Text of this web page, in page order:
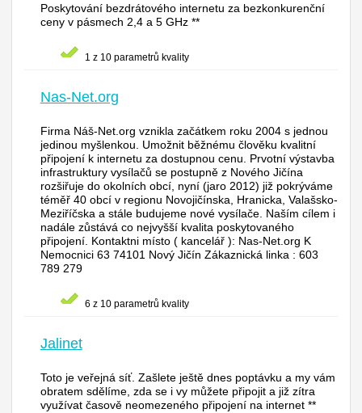
Poskytování bezdrátového internetu za bezkonkurenční
ceny v pásmech 2,4 a 5 GHz **
1 z 10 parametrů kvality
Nas-Net.org
Firma Náš-Net.org vznikla začátkem roku 2004 s jednou
jedinou myšlenkou. Umožnit běžnému člověku kvalitní
připojení k internetu za dostupnou cenu. Prvotní výstavba
infrastruktury vysílačů se postupně z Nového Jičína
rozšiřuje do okolních obcí, nyní (jaro 2012) již pokrýváme
téměř 40 obcí v regionu Novojičínska, Hranicka, Valašsko-
Meziříčska a stále budujeme nové vysílače. Naším cílem i
nadále zůstává co nejvyšší kvalita poskytovaného
připojení. Kontaktni místo ( kancelář ): Nas-Net.org K
Nemocnici 63 74101 Nový Jičín Zákaznická linka : 603
789 279
6 z 10 parametrů kvality
Jalinet
Toto je veřejná síť. Zašlete ještě dnes poptávku a my vám
obratem sdělíme, zda se i vy můžete připojit a již zítra
využívat časově neomezeného připojení na internet **